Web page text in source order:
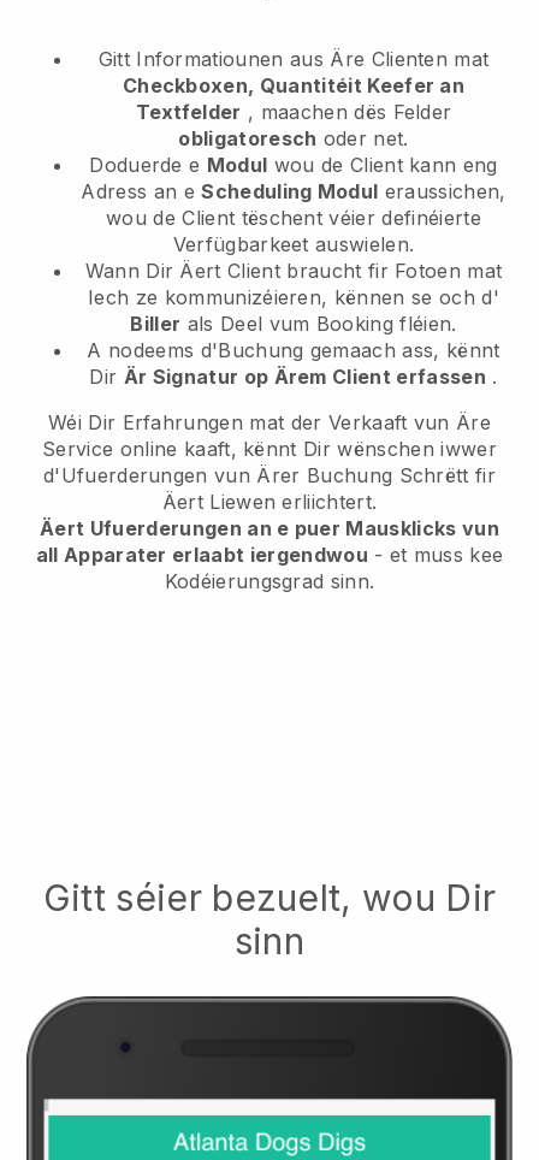
Gitt Informatiounen aus Äre Clienten mat
Checkboxen, Quantitéit Keefer an
Textfelder , maachen dës Felder
obligatoresch oder net.
Doduerde e Modul wou de Client kann eng
Adress an eScheduling Modul eraussichen,
wou de Client tëschent véier definéierte
Verfügbarkeet auswielen.
Wann Dir Äert Client braucht fir Fotoen mat
Iech ze kommunizéieren, kënnen se och d'
Biller als Deel vum Booking fléien.
A nodeems d'Buchung gemaach ass, kënnt
Dir Är Signatur op Ärem Client erfassen .
Wéi Dir Erfahrungen mat der Verkaaft vun Äre
Service online kaaft, kënnt Dir wënschen iwwer
d'Ufuerderungen vun Ärer Buchung Schrëtt fir
Äert Liewen erliichtert.
Äert Ufuerderungen an e puer Mausklicks vun
all Apparater erlaabt iergendwou - et muss kee
Kodéierungsgrad sinn.
Gitt séier bezuelt, wou Dir
sinn